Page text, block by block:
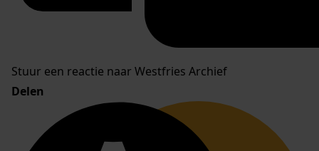
Stuur een reactie naar Westfries Archief
Delen